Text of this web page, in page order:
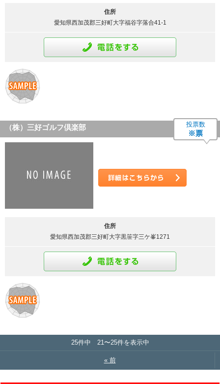
住所
愛知県西加茂郡三好町大字福谷字落合41-1
（株）三好ゴルフ倶楽部 投票数
※票
住所
愛知県西加茂郡三好町大字黒笹字三ケ峯1271
25件中 21〜25件を表示中
« 前